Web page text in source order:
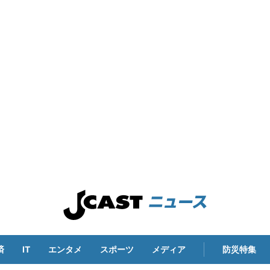
IT エンタメ スポーツ メディア 防災特集